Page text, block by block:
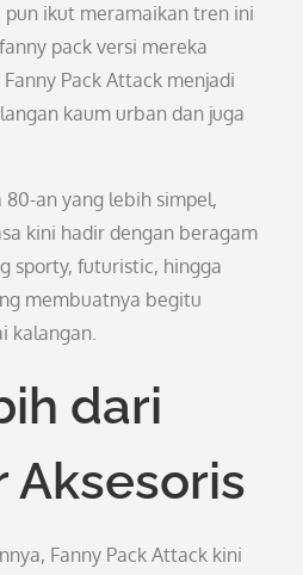
ikut meramaikan tren ini
pack versi mereka
Pack Attack menjadi
kaum urban dan juga
an yang lebih simpel,
kini hadir dengan beragam
sporty, futuristic, hingga
membuatnya begitu
kalangan.
dari
Aksesoris
Fanny Pack Attack kini